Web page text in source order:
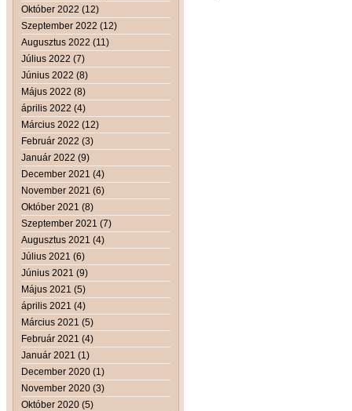
Október 2022 (12)
Szeptember 2022 (12)
Augusztus 2022 (11)
Július 2022 (7)
Június 2022 (8)
Május 2022 (8)
április 2022 (4)
Március 2022 (12)
Február 2022 (3)
Január 2022 (9)
December 2021 (4)
November 2021 (6)
Október 2021 (8)
Szeptember 2021 (7)
Augusztus 2021 (4)
Július 2021 (6)
Június 2021 (9)
Május 2021 (5)
április 2021 (4)
Március 2021 (5)
Február 2021 (4)
Január 2021 (1)
December 2020 (1)
November 2020 (3)
Október 2020 (5)